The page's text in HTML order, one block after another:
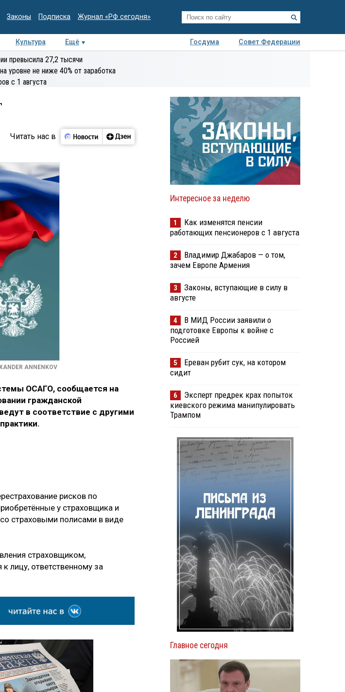
Законы Подписка Журнал «РФ сегодня»
Культура Ещё Госдума
Совет Федерации
Колумнисты
экспертиза
превысила 27,2 тысячи
уровне не ниже 40% от заработка
с 1 августа
Читать нас в
ANNENKOV
ОСАГО, сообщается на
гражданской
в соответствие с другими
рисков по
у страховщика и
страховыми полисами в виде
страховщиком,
лицу, ответственному за
Интересное за неделю
1
Как изменятся пенсии
работающих пенсионеров с 1 августа
2
Владимир Джабаров — о том,
зачем Европе Армения
3
Законы, вступающие в силу в
августе
4
В МИД России заявили о
подготовке Европы к войне с
Россией
5
Ереван рубит сук, на котором
сидит
6
Эксперт предрек крах попыток
киевского режима манипулировать
Трампом
Главное сегодня